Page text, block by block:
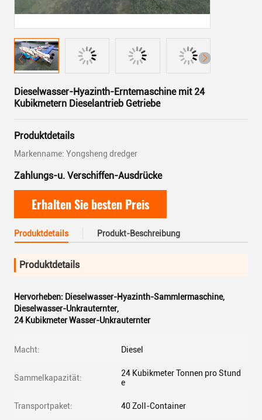
Dieselwasser-Hyazinth-Erntemaschine mit 24
Kubikmetern Dieselantrieb Getriebe
Produktdetails
Markenname: Yongsheng dredger
Zahlungs-u. Verschiffen-Ausdrücke
Erhalten Sie besten Preis
Produktdetails Produkt-Beschreibung
Produktdetails
Hervorheben: Dieselwasser-Hyazinth-Sammlermaschine,
Dieselwasser-Unkrauternter,
24 Kubikmeter Wasser-Unkrauternter
Macht: Diesel
Sammelkapazität:
24 Kubikmeter Tonnen pro Stund
e
Transportpaket: 40 Zoll-Container